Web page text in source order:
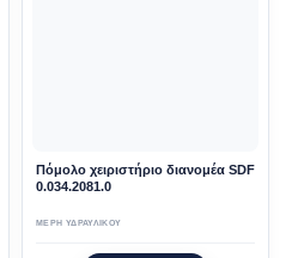
Πόμολο χειριστήριο διανομέα SDF
0.034.2081.0
ΜΕΡΗ ΥΔΡΑΥΛΙΚΟΥ